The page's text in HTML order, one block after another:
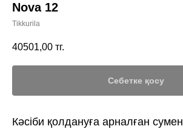
Nova 12
Tikkurila
40501,00 тг.
Себетке қосу
Кәсіби қолдануға арналған сумен